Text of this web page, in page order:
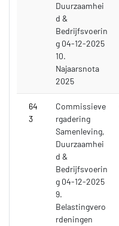
Duurzaamhei
d &
Bedrijfsvoerin
g 04-12-2025
10.
Najaarsnota
2025
64
3
Commissieve
rgadering
Samenleving,
Duurzaamhei
d &
Bedrijfsvoerin
g 04-12-2025
9.
Belastingvero
rdeningen